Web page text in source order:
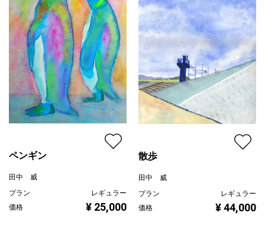
ペンギン
田中 威
プラン
レギュラー
価格
¥ 25,000
散歩
田中 威
プラン
レギュラー
価格
¥ 44,000